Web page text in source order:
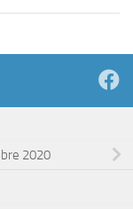
2020